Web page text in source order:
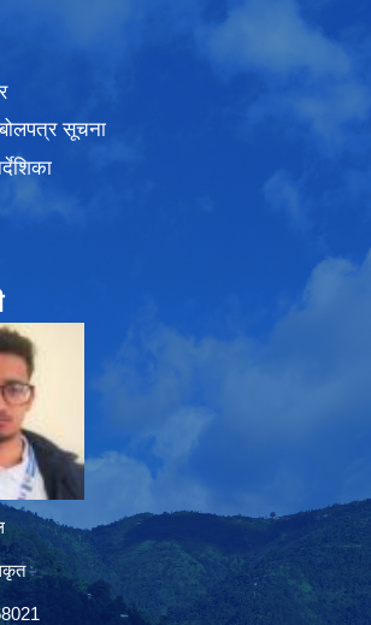
सूचना